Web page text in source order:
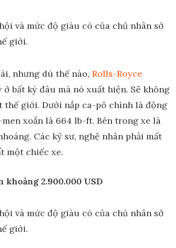
nhưng dù thế nào, Rolls-Royce
bất kỳ đâu mà nó xuất hiện. Sẽ không
thế giới. Dưới nắp ca-pô chính là động
xoắn là 664 lb-ft. Bên trong xe là
Các kỹ sư, nghệ nhân phải mất
một chiếc xe.
2.900.000 USD